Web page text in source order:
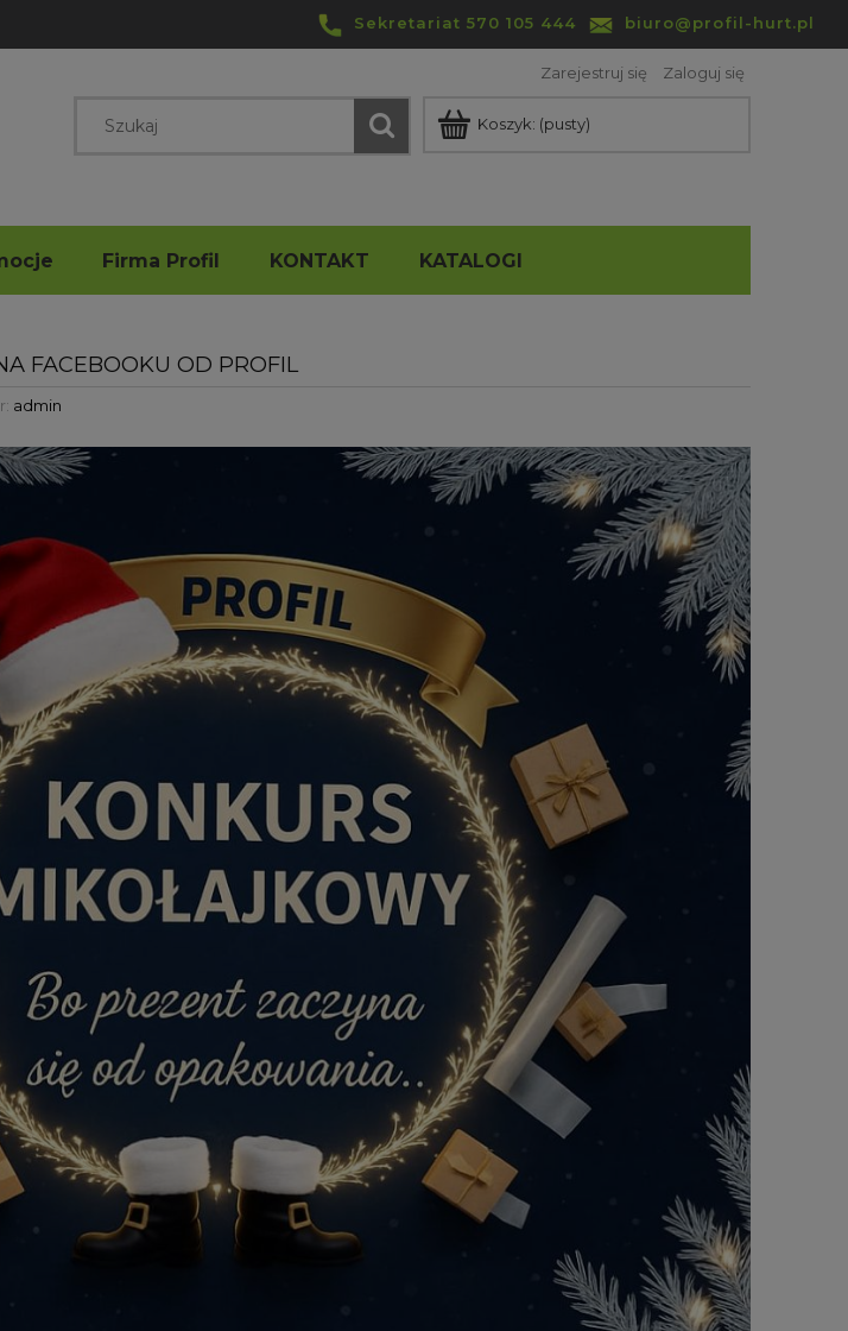
Sekretariat 570 105 444 biuro@profil-hurt.pl
Zarejestruj się Zaloguj się
Koszyk: (pusty)
Firma Profil KONTAKT KATALOGI
FACEBOOKU OD PROFIL
admin